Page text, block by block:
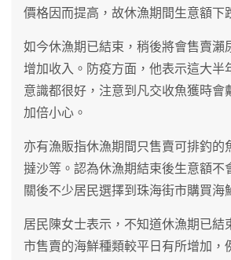
價格因而提高，故休漁期間生意額下
如今休漁期已結束，稍後將會售賣瀨
增加收入。防疫方面，他表示這大半
意識都很好，注意到凡交收魚獲時會
加倍小心。
亦有漁販指休漁期間只售賣可排釣的
撻沙等。認為休漁期結束後生意額不
關後不少居民選擇到珠海街市購買海
居民陳女士表示，不知道休漁期已結
市售賣的海鮮種類較平日有所增加，